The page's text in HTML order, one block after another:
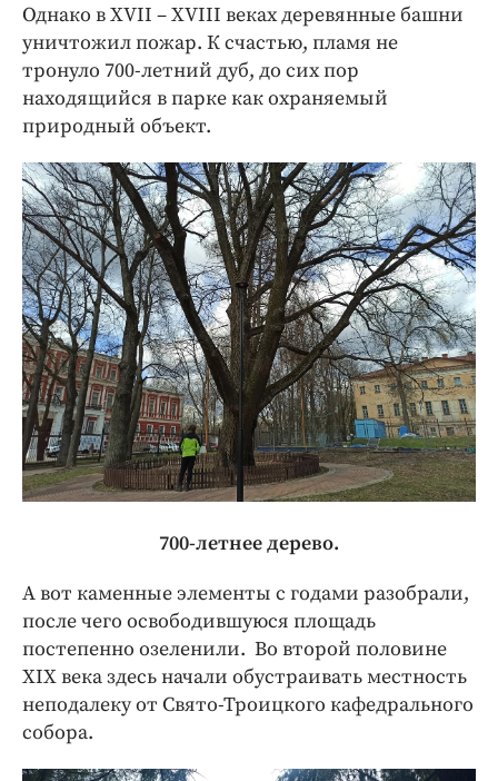
Однако в XVII – XVIII веках деревянные башни
уничтожил пожар. К счастью, пламя не
тронуло 700-летний дуб, до сих пор
находящийся в парке как охраняемый
природный объект.
700-летнее дерево.
А вот каменные элементы с годами разобрали,
после чего освободившуюся площадь
постепенно озеленили. Во второй половине
ХIХ века здесь начали обустраивать местность
неподалеку от Свято-Троицкого кафедрального
собора.